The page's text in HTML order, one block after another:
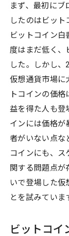
まず、最初に
したのはビッ
ビットコイン
度はまだ低く、
した。しかし
仮想通貨市場に
トコインの価
益を得た人も登
インには価格が
者がいない点な
コインにも、ス
関する問題点が
いで登場した仮
とを試みていま
ビットコイ